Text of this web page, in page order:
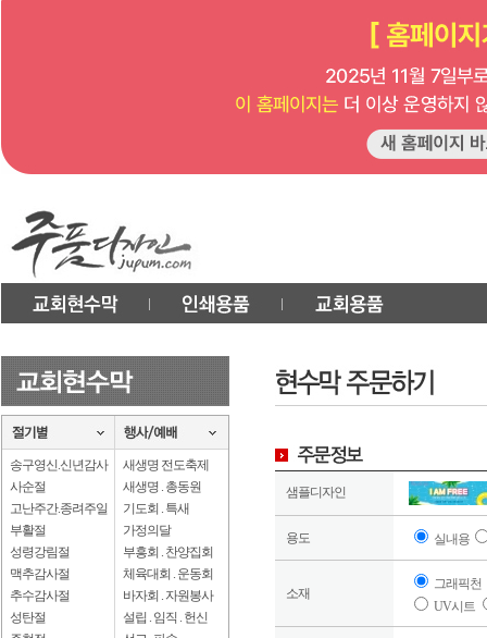
송구영신.신년감사
사순절
고난주간.종려주일
부활절
성령강림절
맥추감사절
추수감사절
성탄절
새생명 전도축제
새생명 . 총동원
기도회 . 특새
가정의달
부흥회 . 찬양집회
체육대회 . 운동회
바자회 . 자원봉사
설립 . 임직 . 헌신
샘플디자인
용도 실내용
소재
그래픽천
UV시트